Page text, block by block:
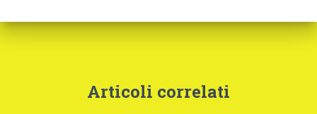
Articoli correlati